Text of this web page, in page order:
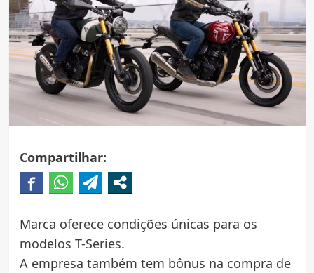
Compartilhar:
Marca oferece condições únicas para os
modelos T-Series.
A empresa também tem bônus na compra de